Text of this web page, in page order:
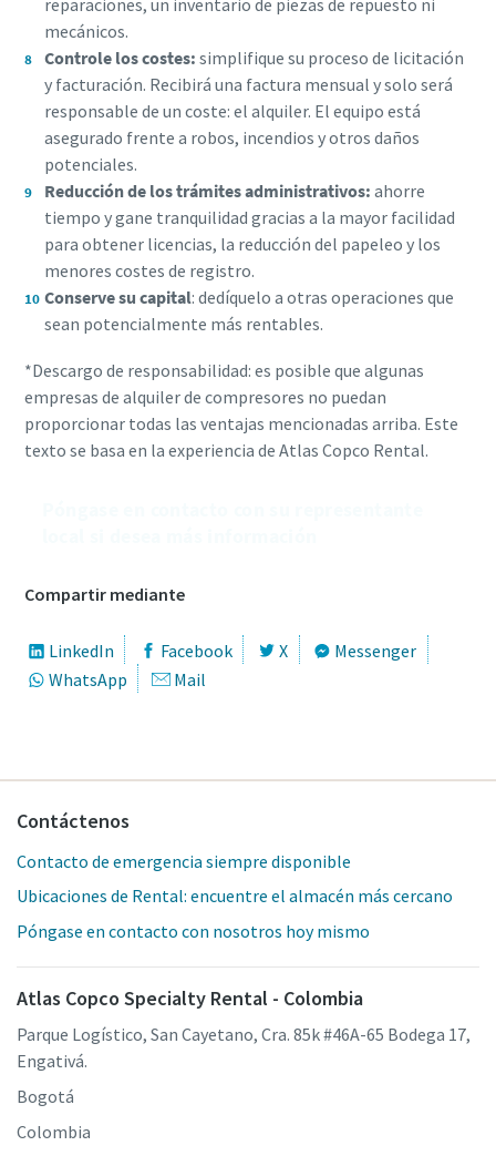
mecánicos.
Controle los costes: simplifique su proceso de licitación
y facturación. Recibirá una factura mensual y solo será
responsable de un coste: el alquiler. El equipo está
asegurado frente a robos, incendios y otros daños
potenciales.
Reducción de los trámites administrativos: ahorre
tiempo y gane tranquilidad gracias a la mayor facilidad
para obtener licencias, la reducción del papeleo y los
menores costes de registro.
Conserve su capital: dedíquelo a otras operaciones que
sean potencialmente más rentables.
*Descargo de responsabilidad: es posible que algunas
empresas de alquiler de compresores no puedan
proporcionar todas las ventajas mencionadas arriba. Este
texto se basa en la experiencia de Atlas Copco Rental.
Compartir mediante
LinkedIn Facebook X
Messenger
WhatsApp
Mail
Contáctenos
Contacto de emergencia siempre disponible
Ubicaciones de Rental: encuentre el almacén más cercano
Póngase en contacto con nosotros hoy mismo
Atlas Copco Specialty Rental - Colombia
Parque Logístico, San Cayetano, Cra. 85k #46A-65 Bodega 17,
Engativá.
Bogotá
Colombia